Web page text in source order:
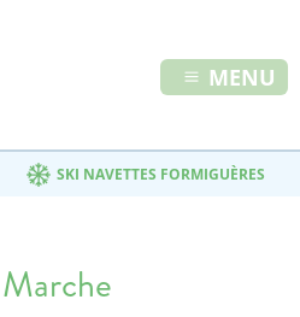
MENU
SKI NAVETTES FORMIGUÈRES